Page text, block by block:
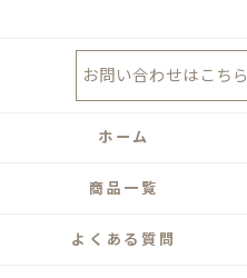
お問い合わせはこちら
ホーム
商品一覧
よくある質問